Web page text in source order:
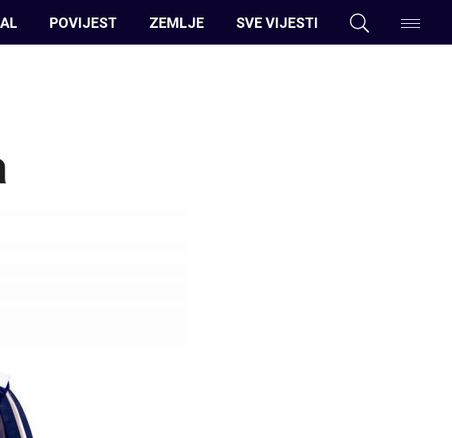
POVIJEST ZEMLJE SVE VIJESTI